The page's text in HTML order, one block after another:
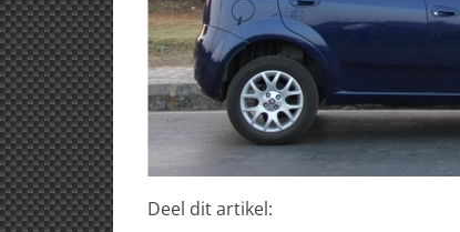
Deel dit artikel: